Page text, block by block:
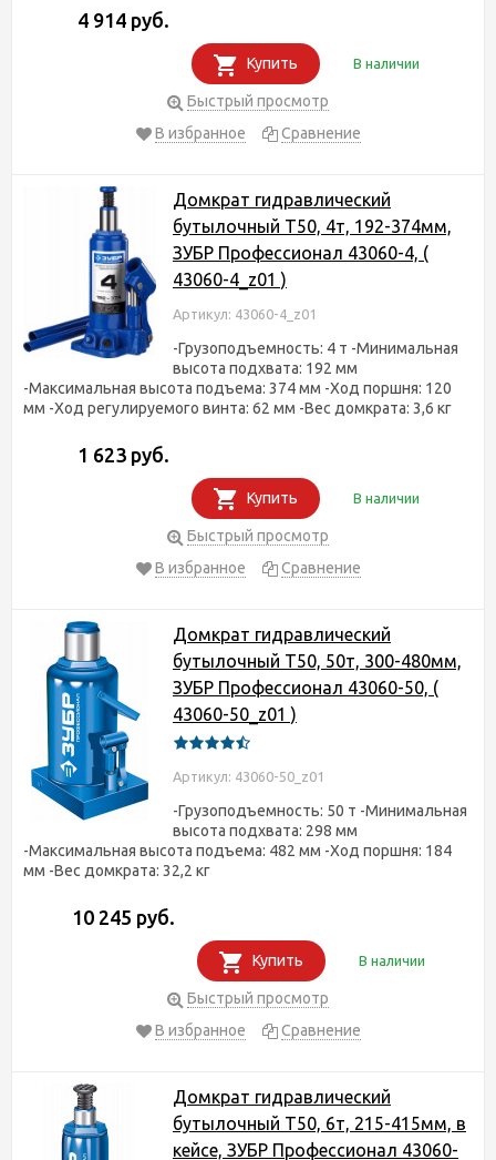
4 914 руб.
Купить В наличии
Быстрый просмотр
В избранное
Сравнение
Домкрат гидравлический
бутылочный T50, 4т, 192-374мм,
ЗУБР Профессионал 43060-4, (
43060-4_z01 )
Артикул: 43060-4_z01
-Грузоподъемность: 4 т -Минимальная
высота подхвата: 192 мм
-Максимальная высота подъема: 374 мм -Ход поршня: 120
мм -Ход регулируемого винта: 62 мм -Вес домкрата: 3,6 кг
1 623 руб.
Купить В наличии
Быстрый просмотр
В избранное
Сравнение
Домкрат гидравлический
бутылочный T50, 50т, 300-480мм,
ЗУБР Профессионал 43060-50, (
43060-50_z01 )
Артикул: 43060-50_z01
-Грузоподъемность: 50 т -Минимальная
высота подхвата: 298 мм
-Максимальная высота подъема: 482 мм -Ход поршня: 184
мм -Вес домкрата: 32,2 кг
10 245 руб.
Купить В наличии
Быстрый просмотр
В избранное
Сравнение
Домкрат гидравлический
бутылочный T50, 6т, 215-415мм, в
кейсе, ЗУБР Профессионал 43060-